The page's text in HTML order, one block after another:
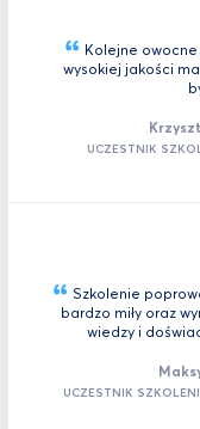
Kolejne owocne
wysokiej jakości
UCZESTNIK
Szkolenie
bardzo miły oraz
wiedzy i
UCZESTNIK